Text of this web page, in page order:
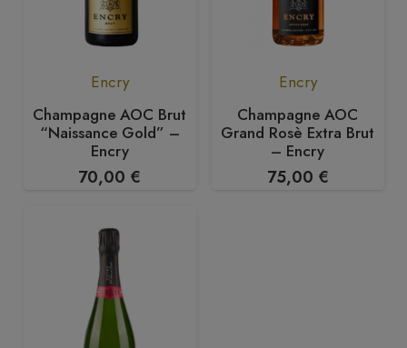
Encry
Champagne AOC Brut
“Naissance Gold” –
Encry
70,00 €
Encry
Champagne AOC
Grand Rosè Extra Brut
– Encry
75,00 €